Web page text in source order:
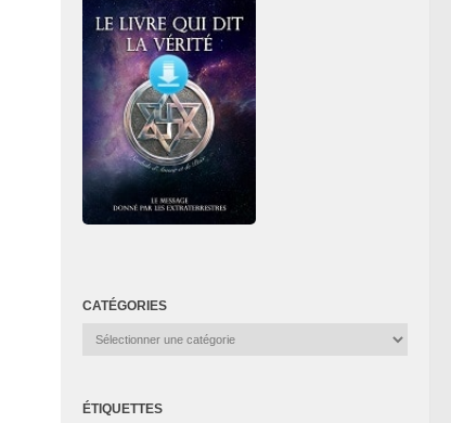
CATÉGORIES
Catégories
ÉTIQUETTES